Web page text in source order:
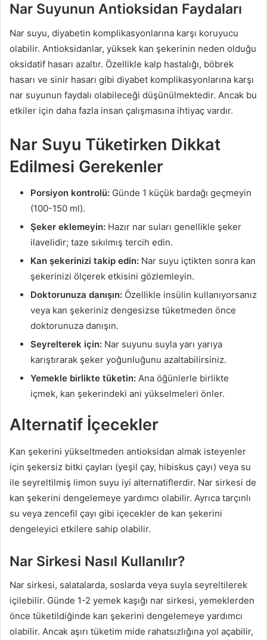
Nar Suyunun Antioksidan Faydaları
Nar suyu, diyabetin komplikasyonlarına karşı koruyucu
olabilir. Antioksidanlar, yüksek kan şekerinin neden olduğu
oksidatif hasarı azaltır. Özellikle kalp hastalığı, böbrek
hasarı ve sinir hasarı gibi diyabet komplikasyonlarına karşı
nar suyunun faydalı olabileceği düşünülmektedir. Ancak bu
etkiler için daha fazla insan çalışmasına ihtiyaç vardır.
Nar Suyu Tüketirken Dikkat
Edilmesi Gerekenler
Porsiyon kontrolü: Günde 1 küçük bardağı geçmeyin
(100-150 ml).
Şeker eklemeyin: Hazır nar suları genellikle şeker
ilavelidir; taze sıkılmış tercih edin.
Kan şekerinizi takip edin: Nar suyu içtikten sonra kan
şekerinizi ölçerek etkisini gözlemleyin.
Doktorunuza danışın: Özellikle insülin kullanıyorsanız
veya kan şekeriniz dengesizse tüketmeden önce
doktorunuza danışın.
Seyrelterek için: Nar suyunu suyla yarı yarıya
karıştırarak şeker yoğunluğunu azaltabilirsiniz.
Yemekle birlikte tüketin: Ana öğünlerle birlikte
içmek, kan şekerindeki ani yükselmeleri önler.
Alternatif İçecekler
Kan şekerini yükseltmeden antioksidan almak isteyenler
için şekersiz bitki çayları (yeşil çay, hibiskus çayı) veya su
ile seyreltilmiş limon suyu iyi alternatiflerdir. Nar sirkesi de
kan şekerini dengelemeye yardımcı olabilir. Ayrıca tarçınlı
su veya zencefil çayı gibi içecekler de kan şekerini
dengeleyici etkilere sahip olabilir.
Nar Sirkesi Nasıl Kullanılır?
Nar sirkesi, salatalarda, soslarda veya suyla seyreltilerek
içilebilir. Günde 1-2 yemek kaşığı nar sirkesi, yemeklerden
önce tüketildiğinde kan şekerini dengelemeye yardımcı
olabilir. Ancak aşırı tüketim mide rahatsızlığına yol açabilir,